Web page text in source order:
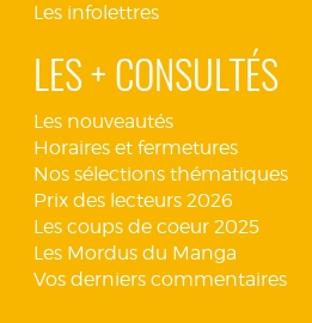
Les infolettres
LES + CONSULTÉS
Les nouveautés
Horaires et fermetures
Nos sélections thématiques
Prix des lecteurs 2026
Les coups de coeur 2025
Les Mordus du Manga
Vos derniers commentaires